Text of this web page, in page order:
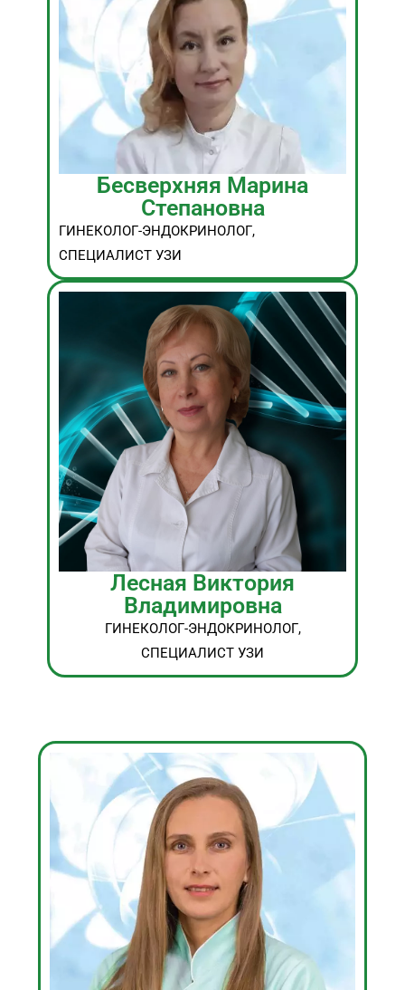
Бесверхняя Марина
Степановна
ГИНЕКОЛОГ-ЭНДОКРИНОЛОГ,
СПЕЦИАЛИСТ УЗИ
Лесная Виктория
Владимировна
ГИНЕКОЛОГ-ЭНДОКРИНОЛОГ,
СПЕЦИАЛИСТ УЗИ